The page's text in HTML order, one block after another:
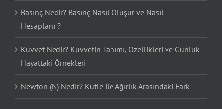
Basınç Nedir? Basınç Nasıl Oluşur ve Nasıl
Hesaplanır?
Kuvvet Nedir? Kuvvetin Tanımı, Özellikleri ve Günlük
Hayattaki Örnekleri
Newton (N) Nedir? Kütle ile Ağırlık Arasındaki Fark